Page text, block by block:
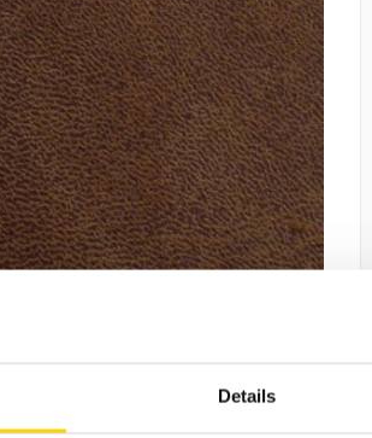
Details